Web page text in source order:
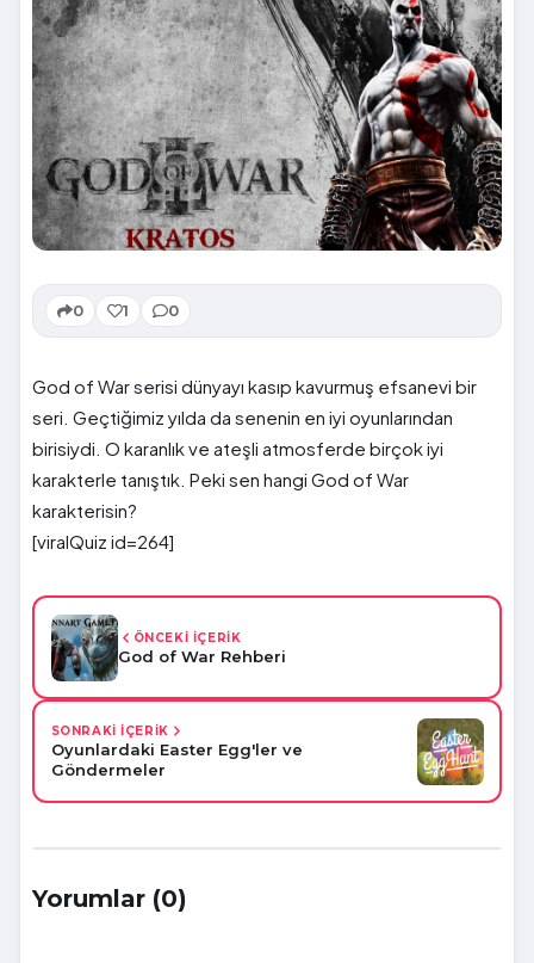
0 1 0
God of War serisi dünyayı kasıp kavurmuş efsanevi bir
seri. Geçtiğimiz yılda da senenin en iyi oyunlarından
birisiydi. O karanlık ve ateşli atmosferde birçok iyi
karakterle tanıştık. Peki sen hangi God of War
karakterisin?
[viralQuiz id=264]
ÖNCEKİ İÇERİK
God of War Rehberi
SONRAKİ İÇERİK
Oyunlardaki Easter Egg'ler ve
Göndermeler
Yorumlar (0)